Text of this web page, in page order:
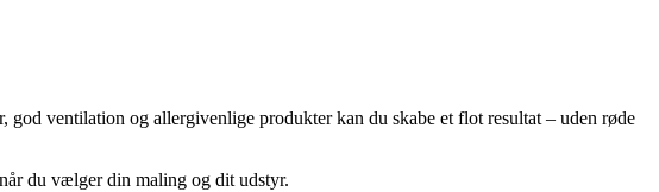
ventilation og allergivenlige produkter kan du skabe et flot resultat – uden røde
du vælger din maling og dit udstyr.